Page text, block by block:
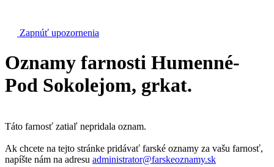
Zapnúť upozornenia
Oznamy farnosti Humenné-
Pod Sokolejom, grkat.
Táto farnosť zatiaľ nepridala oznam.
Ak chcete na tejto stránke pridávať farské oznamy za vašu farnosť,
napíšte nám na adresu administrator@farskeoznamy.sk